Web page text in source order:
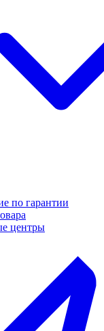
по гарантии
центры